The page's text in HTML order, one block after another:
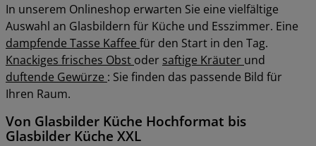
In unserem Onlineshop erwarten Sie eine vielfältige
Auswahl an Glasbildern für Küche und Esszimmer. Eine
dampfende Tasse Kaffee für den Start in den Tag.
Knackiges frisches Obst oder saftige Kräuter und
duftende Gewürze : Sie finden das passende Bild für
Ihren Raum.
Von Glasbilder Küche Hochformat bis
Glasbilder Küche XXL